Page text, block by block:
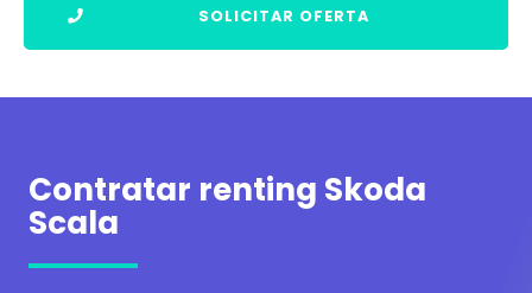
SOLICITAR OFERTA
Contratar renting Skoda
Scala